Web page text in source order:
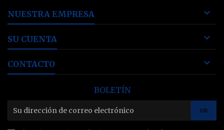
NUESTRA EMPRESA 
SU CUENTA 
CONTACTO 
BOLETÍN